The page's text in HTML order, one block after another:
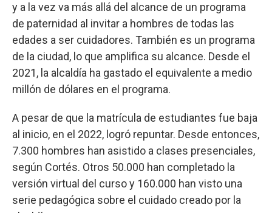
y a la vez va más allá del alcance de un programa
de paternidad al invitar a hombres de todas las
edades a ser cuidadores. También es un programa
de la ciudad, lo que amplifica su alcance. Desde el
2021, la alcaldía ha gastado el equivalente a medio
millón de dólares en el programa.
A pesar de que la matrícula de estudiantes fue baja
al inicio, en el 2022, logró repuntar. Desde entonces,
7.300 hombres han asistido a clases presenciales,
según Cortés. Otros 50.000 han completado la
versión virtual del curso y 160.000 han visto una
serie pedagógica sobre el cuidado creado por la